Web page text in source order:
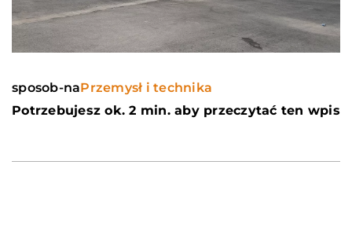
sposob-naPrzemysł i technika
Potrzebujesz ok. 2 min. aby przeczytać ten wpis